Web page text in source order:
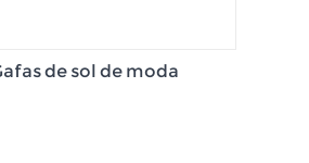
de sol de moda